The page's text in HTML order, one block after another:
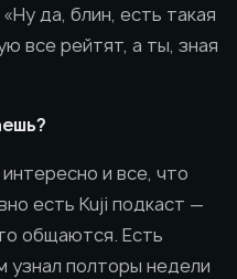
да, блин, есть такая
все рейтят, а ты, зная
и все, что
есть Kuji подкаст —
общаются. Есть
узнал полторы недели